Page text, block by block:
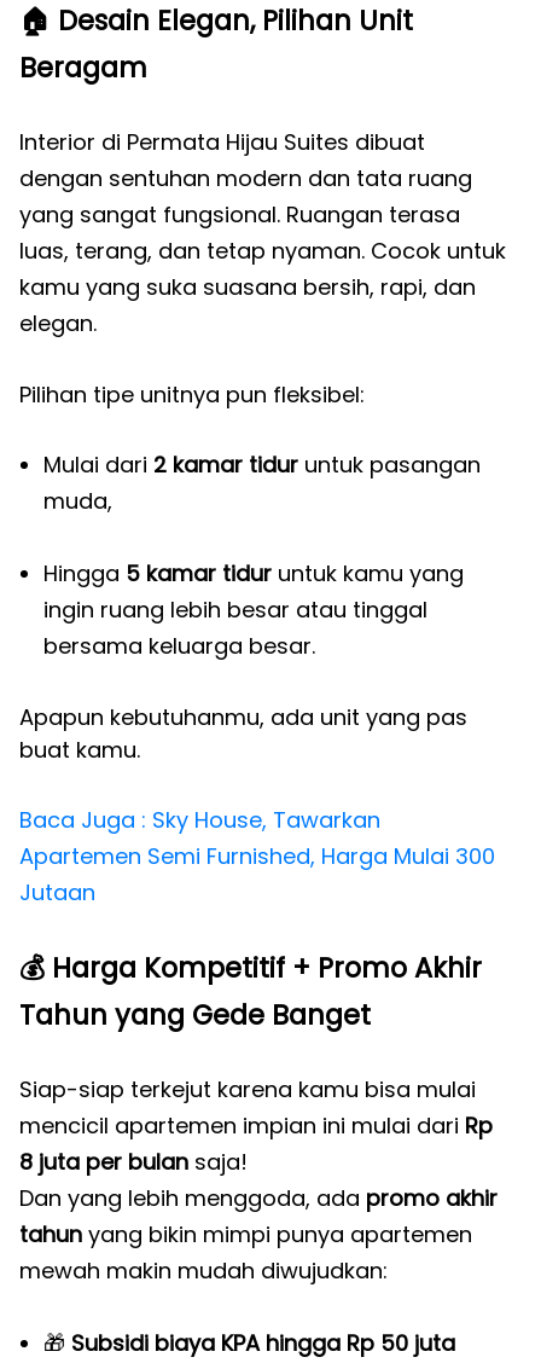
🏠 Desain Elegan, Pilihan Unit
Beragam
Interior di Permata Hijau Suites dibuat
dengan sentuhan modern dan tata ruang
yang sangat fungsional. Ruangan terasa
luas, terang, dan tetap nyaman. Cocok untuk
kamu yang suka suasana bersih, rapi, dan
elegan.
Pilihan tipe unitnya pun fleksibel:
Mulai dari 2 kamar tidur untuk pasangan
muda,
Hingga 5 kamar tidur untuk kamu yang
ingin ruang lebih besar atau tinggal
bersama keluarga besar.
Apapun kebutuhanmu, ada unit yang pas
buat kamu.
Baca Juga : Sky House, Tawarkan
Apartemen Semi Furnished, Harga Mulai 300
Jutaan
💰 Harga Kompetitif + Promo Akhir
Tahun yang Gede Banget
Siap-siap terkejut karena kamu bisa mulai
mencicil apartemen impian ini mulai dari Rp
8 juta per bulan saja!
Dan yang lebih menggoda, ada promo akhir
tahun yang bikin mimpi punya apartemen
mewah makin mudah diwujudkan:
🎁 Subsidi biaya KPA hingga Rp 50 juta